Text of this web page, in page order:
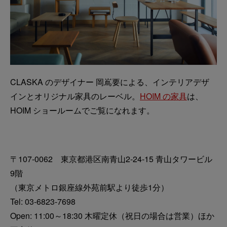
CLASKA のデザイナー 岡嶌要による、インテリアデザ
インとオリジナル家具のレーベル。 HOIM の家具は、
HOIM ショールームでご覧になれます。
〒107-0062 東京都港区南青山2-24-15 青山タワービル
9階
（東京メトロ銀座線外苑前駅より徒歩1分）
Tel: 03-6823-7698
Open: 11:00～18:30 木曜定休（祝日の場合は営業）ほか